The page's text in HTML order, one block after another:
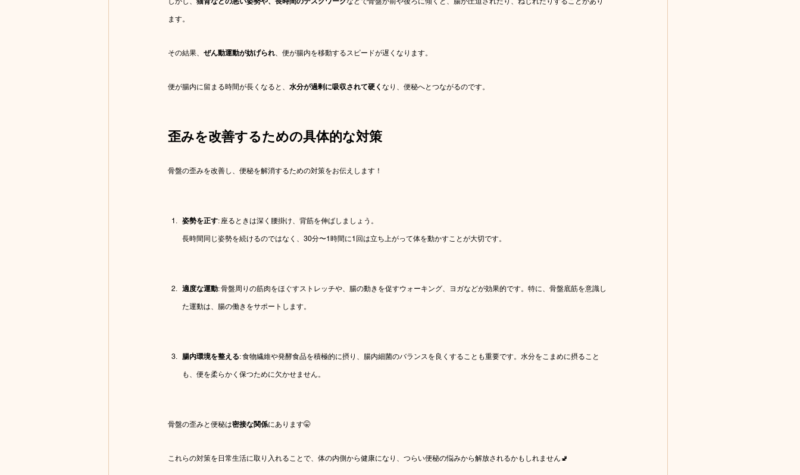
ます。
その結果、 ぜん動運動が妨げられ、便が腸内を移動するスピードが遅くなります。
便が腸内に留まる時間が長くなると、 水分が過剰に吸収されて硬く なり、便秘へとつながるのです。
歪みを改善するための具体的な対策
骨盤の歪みを改善し、便秘を解消するための対策をお伝えします！
姿勢を正す: 座るときは深く腰掛け、背筋を伸ばしましょう。
長時間同じ姿勢を続けるのではなく、30分〜1時間に1回は立ち上がって体を動かすことが大切です。
適度な運動: 骨盤周りの筋肉をほぐすストレッチや、腸の動きを促すウォーキング、ヨガなどが効果的です。特に、骨盤底筋を意識し
た運動は、腸の働きをサポートします。
腸内環境を整える: 食物繊維や発酵食品を積極的に摂り、腸内細菌のバランスを良くすることも重要です。水分をこまめに摂ること
も、便を柔らかく保つために欠かせません。
骨盤の歪みと便秘は密接な関係にあります🤫
これらの対策を日常生活に取り入れることで、体の内側から健康になり、つらい便秘の悩みから解放されるかもしれません🚽